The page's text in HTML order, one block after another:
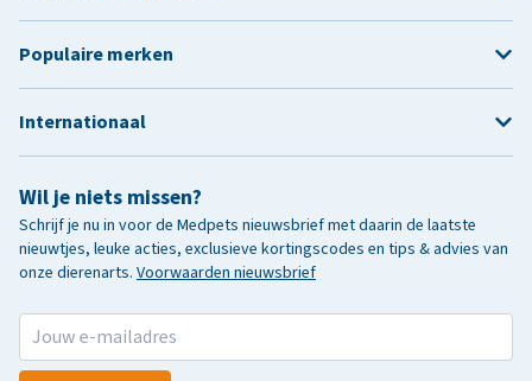
Wil je niets missen?
Schrijf je nu in voor de Medpets nieuwsbrief met daarin de laatste
nieuwtjes, leuke acties, exclusieve kortingscodes en tips & advies van
onze dierenarts. Voorwaarden nieuwsbrief
Populaire merken
Internationaal